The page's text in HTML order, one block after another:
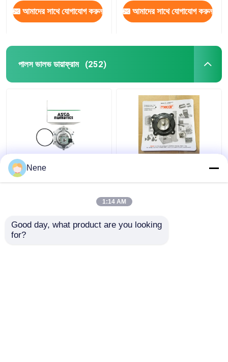
আমাদের সাথে যোগাযোগ করুন আমাদের সাথে যোগাযোগ করুন
পালস ভালভ ডায়াফ্রাম (252)
নতুন ASCO সিরিজ
SCXR353G230 3 ইঞ্চি
VNP308 VEM308
Nene
1:14 AM
Good day, what product are you looking
for?